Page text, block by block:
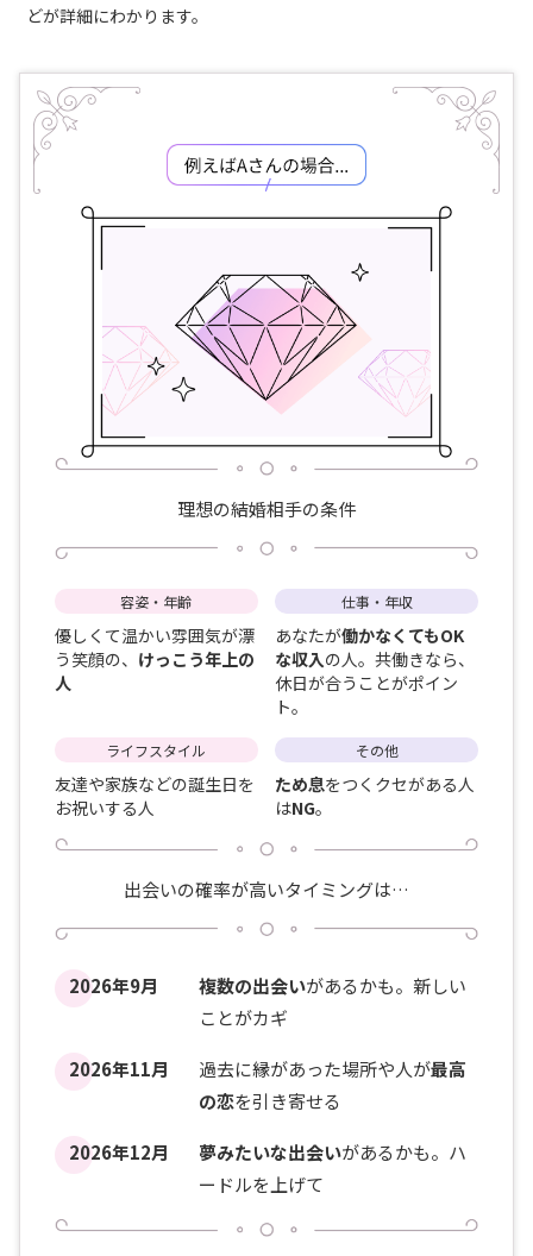
どが詳細にわかります。
理想の結婚相手の条件
容姿・年齢
優しくて温かい雰囲気が漂
う笑顔の、 けっこう年上の
人
仕事・年収
あなたが働かなくてもOK
な収入の人。共働きなら、
休日が合うことがポイン
ト。
ライフスタイル
友達や家族などの誕生日を
お祝いする人
その他
ため息をつくクセがある人
はNG。
出会いの確率が高いタイミングは…
2026年9月 複数の出会いがあるかも。新しい
ことがカギ
2026年11月 過去に縁があった場所や人が最高
の恋を引き寄せる
2026年12月 夢みたいな出会いがあるかも。ハ
ードルを上げて